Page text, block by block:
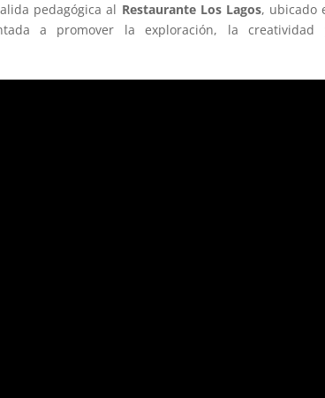
pedagógica al Restaurante Los Lagos, ubicado
a promover la exploración, la